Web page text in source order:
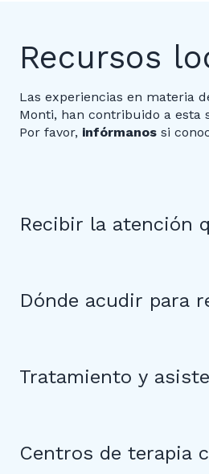
Recursos
Las experiencias en materia
Monti, han contribuido a esta
Por favor, infórmanos si
Recibir la atención
Dónde acudir para
Tratamiento y
Centros de terapia